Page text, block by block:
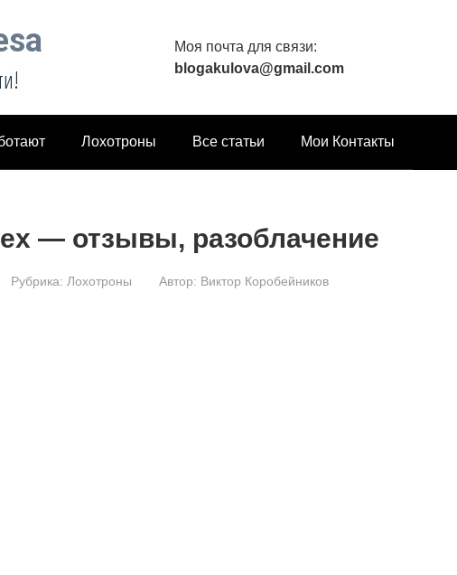
Моя почта для связи:
blogakulova@gmail.com
Лохотроны Все статьи Мои Контакты
— отзывы, разоблачение
Рубрика: Лохотроны Автор: Виктор Коробейников